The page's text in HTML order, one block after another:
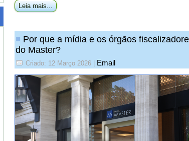
Leia mais...
Por que a mídia e os órgãos
do Master?
Criado: 12 Março 2026 Email